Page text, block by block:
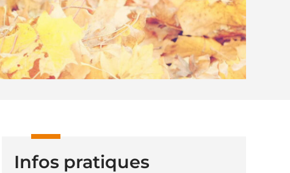
Infos pratiques